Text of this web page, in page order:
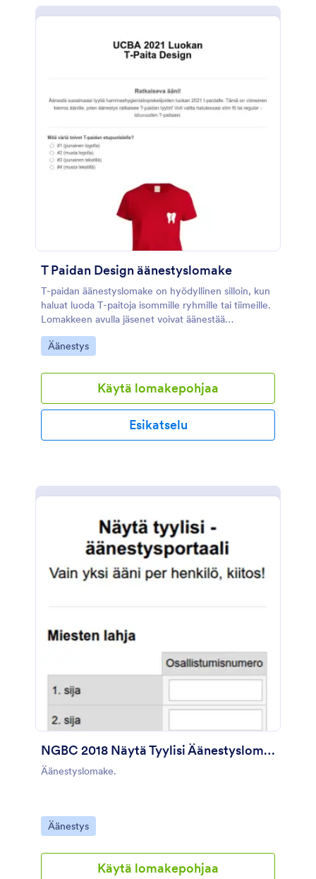
T Paidan Design äänestyslomake
T-paidan äänestyslomake on hyödyllinen silloin, kun
haluat luoda T-paitoja isommille ryhmille tai tiimeille.
Lomakkeen avulla jäsenet voivat äänestää
haluamaansa designia, ja teet päätöksenteosta reilua.
Go to Category:
Äänestys
Käytä lomakepohjaa
Esikatselu
NGBC 2018 Näytä Tyylisi Äänestyslomake
Äänestyslomake.
Go to Category:
Äänestys
Käytä lomakepohjaa